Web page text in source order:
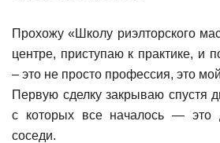
Прохожу «Школу риэлторского
центре, приступаю к практике, и
– это не просто профессия, это
Первую сделку закрываю спустя
с которых все началось — это
соседи.